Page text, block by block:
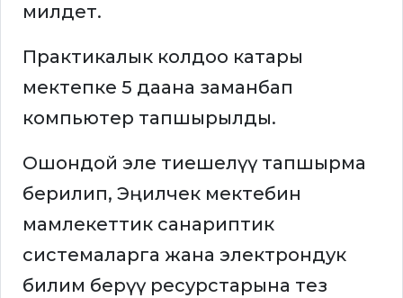
милдет.
Практикалык колдоо катары
мектепке 5 даана заманбап
компьютер тапшырылды.
Ошондой эле тиешелүү тапшырма
берилип, Эңилчек мектебин
мамлекеттик санариптик
системаларга жана электрондук
билим берүү ресурстарына тез